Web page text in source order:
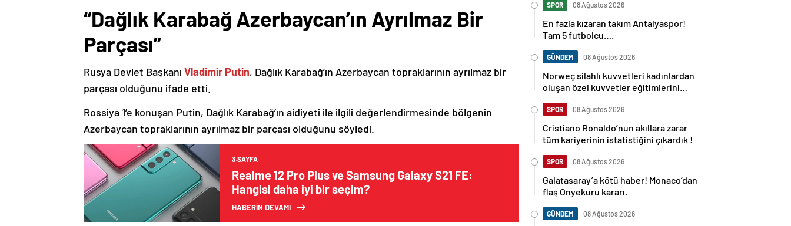
“Dağlık Karabağ Azerbaycan’ın Ayrılmaz Bir
Parçası”
Rusya Devlet Başkanı Vladimir Putin, Dağlık Karabağ’ın Azerbaycan topraklarının ayrılmaz bir
parçası olduğunu ifade etti.
Rossiya 1’e konuşan Putin, Dağlık Karabağ’ın aidiyeti ile ilgili değerlendirmesinde bölgenin
Azerbaycan topraklarının ayrılmaz bir parçası olduğunu söyledi.
3.SAYFA
Realme 12 Pro Plus ve Samsung Galaxy S21 FE:
Hangisi daha iyi bir seçim?
HABERİN DEVAMI
SPOR 08 Ağustos 2026
En fazla kızaran takım Antalyaspor!
Tam 5 futbolcu….
GÜNDEM 08 Ağustos 2026
Norweç silahlı kuvvetleri kadınlardan
oluşan özel kuvvetler eğitimlerini
SPOR 08 Ağustos 2026
Cristiano Ronaldo’nun akıllara zarar
tüm kariyerinin istatistiğini çıkardık !
SPOR 08 Ağustos 2026
Galatasaray’a kötü haber! Monaco’dan
flaş Onyekuru kararı.
GÜNDEM 08 Ağustos 2026